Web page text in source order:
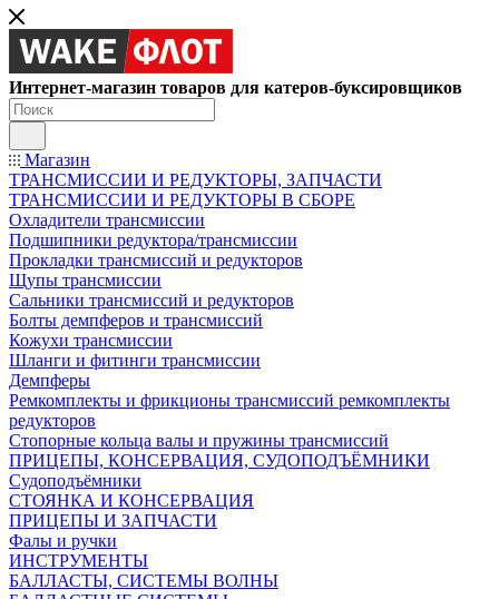
Интернет-магазин товаров для катеров-буксировщиков
Магазин
ТРАНСМИССИИ И РЕДУКТОРЫ, ЗАПЧАСТИ
ТРАНСМИССИИ И РЕДУКТОРЫ В СБОРЕ
Охладители трансмиссии
Подшипники редуктора/трансмиссии
Прокладки трансмиссий и редукторов
Щупы трансмиссии
Сальники трансмиссий и редукторов
Болты демпферов и трансмиссий
Кожухи трансмиссии
Шланги и фитинги трансмиссии
Демпферы
Ремкомплекты и фрикционы трансмиссий ремкомплекты
редукторов
Стопорные кольца валы и пружины трансмиссий
ПРИЦЕПЫ, КОНСЕРВАЦИЯ, СУДОПОДЪЁМНИКИ
Судоподъёмники
СТОЯНКА И КОНСЕРВАЦИЯ
ПРИЦЕПЫ И ЗАПЧАСТИ
Фалы и ручки
ИНСТРУМЕНТЫ
БАЛЛАСТЫ, СИСТЕМЫ ВОЛНЫ